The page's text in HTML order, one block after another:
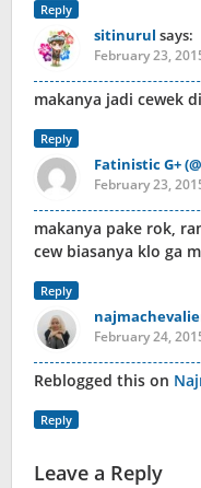
Reply
sitinurul says:
February 23,
makanya jadi cewek
Reply
Fatinistic G+
February 23,
makanya pake rok,
cew biasanya klo ga
Reply
February 24,
Reblogged this on
Reply
Leave a Reply